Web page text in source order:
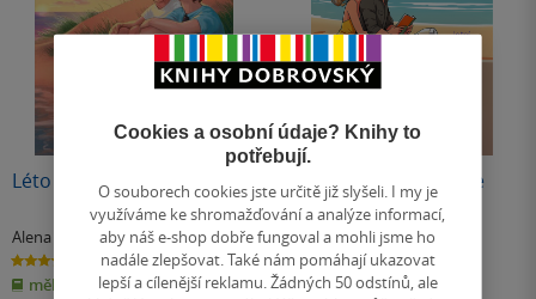
Léto mezi řádky
Alena Štraubová
4.5
z
5 měkká vazba
Italsky snadno a rychle
Iveta Drahorádová
4.0
z
5 E-kniha
Cookies a osobní údaje? Knihy to
potřebují.
O souborech cookies jste určitě již slyšeli. I my je
využíváme ke shromažďování a analýze informací,
aby náš e-shop dobře fungoval a mohli jsme ho
nadále zlepšovat. Také nám pomáhají ukazovat
lepší a cílenější reklamu. Žádných 50 odstínů, ale